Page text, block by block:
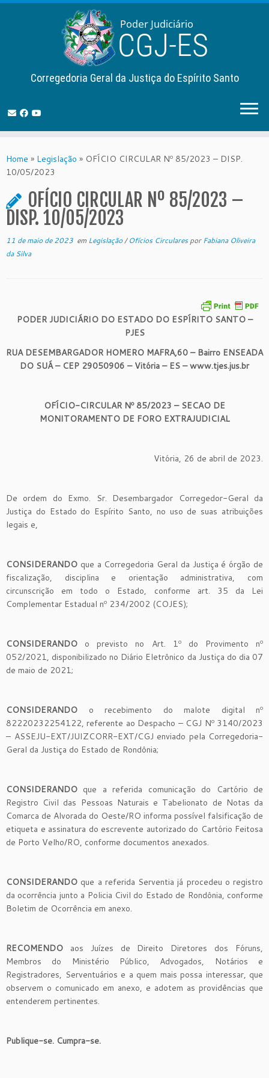
to
content
Corregedoria Geral da Justiça do Espírito Santo
Home » Legislação » OFÍCIO CIRCULAR Nº 85/2023 – DISP.
10/05/2023
OFÍCIO CIRCULAR Nº 85/2023 –
DISP. 10/05/2023
11 de maio de 2023 em Legislação/Ofícios CircularesporFabiana Oliveira
da Silva
PODER JUDICIÁRIO DO ESTADO DO ESPÍRITO SANTO –
PJES
RUA DESEMBARGADOR HOMERO MAFRA,60 – Bairro ENSEADA
DO SUÁ – CEP 29050906 – Vitória – ES – www.tjes.jus.br
OFÍCIO-CIRCULAR Nº 85/2023 – SECAO DE
MONITORAMENTO DE FORO EXTRAJUDICIAL
Vitória, 26 de abril de 2023.
De ordem do Exmo. Sr. Desembargador Corregedor-Geral da
Justiça do Estado do Espírito Santo, no uso de suas atribuições
legais e,
CONSIDERANDO que a Corregedoria Geral da Justiça é órgão de
fiscalização, disciplina e orientação administrativa, com
circunscrição em todo o Estado, conforme art. 35 da Lei
Complementar Estadual nº 234/2002 (COJES);
CONSIDERANDO o previsto no Art. 1º do Provimento nº
052/2021, disponibilizado no Diário Eletrônico da Justiça do dia 07
de maio de 2021;
CONSIDERANDO o recebimento do malote digital nº
82220232254122, referente ao Despacho – CGJ Nº 3140/2023
– ASSEJU-EXT/JUIZCORR-EXT/CGJ enviado pela Corregedoria-
Geral da Justiça do Estado de Rondônia;
CONSIDERANDO que a referida comunicação do Cartório de
Registro Civil das Pessoas Naturais e Tabelionato de Notas da
Comarca de Alvorada do Oeste/RO informa possível falsificação de
etiqueta e assinatura do escrevente autorizado do Cartório Feitosa
de Porto Velho/RO, conforme documentos anexados.
CONSIDERANDO que a referida Serventia já procedeu o registro
da ocorrência junto a Policia Civil do Estado de Rondônia, conforme
Boletim de Ocorrência em anexo.
RECOMENDO aos Juízes de Direito Diretores dos Fóruns,
Membros do Ministério Público, Advogados, Notários e
Registradores, Serventuários e a quem mais possa interessar, que
observem o comunicado em anexo, e adotem as providências que
entenderem pertinentes.
Publique-se. Cumpra-se.